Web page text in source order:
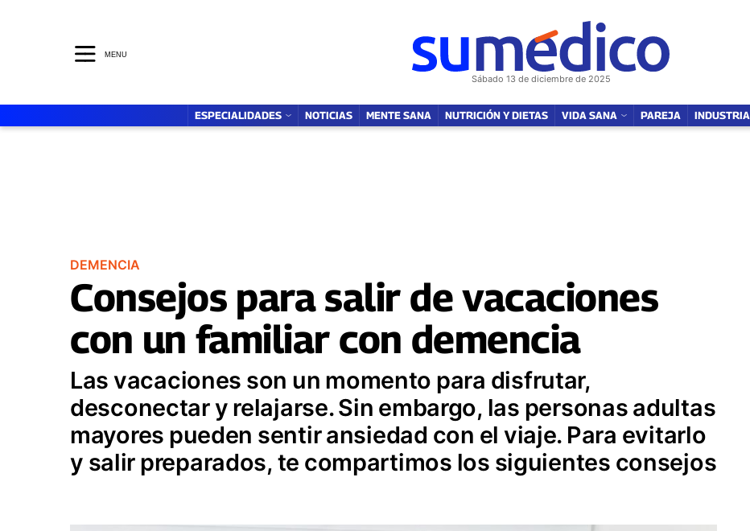
MENU
Sábado 13 de diciembre de 2025
ESPECIALIDADES NOTICIAS MENTE SANA NUTRICIÓN Y DIETAS VIDA SANA PAREJA INDUSTRIA
DEMENCIA
Consejos para salir de vacaciones
con un familiar con demencia
Las vacaciones son un momento para disfrutar,
desconectar y relajarse. Sin embargo, las personas adultas
mayores pueden sentir ansiedad con el viaje. Para evitarlo
y salir preparados, te compartimos los siguientes consejos